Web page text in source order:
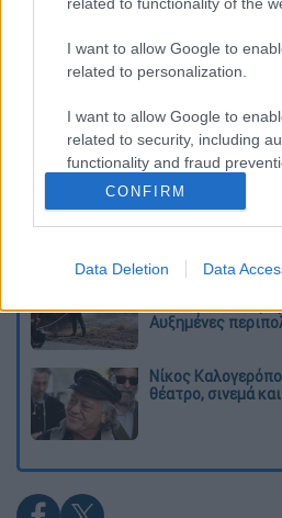
I want to allow Google to
related to personalization.
I want to allow Google to
related to security, including
functionality and fraud
user protection.
CONFIRM
Data Deletion Data
Διαβάστε ακόμη
Το φθινοπωρινό
αντεπίθεση του
έως τη ΔΕΘ
Η παγίδα του
επικίνδυνο
θα λυγίσει πρώτος
Αυξημένες
Νίκος
θέατρο, σινεμά